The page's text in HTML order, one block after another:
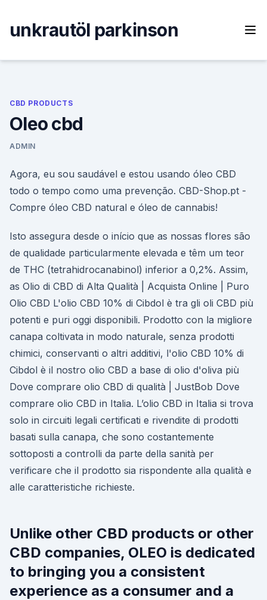
content
unkrautöl parkinson
CBD PRODUCTS
Oleo cbd
ADMIN
Agora, eu sou saudável e estou usando óleo CBD
todo o tempo como uma prevenção. CBD-Shop.pt -
Compre óleo CBD natural e óleo de cannabis!
Isto assegura desde o início que as nossas flores são
de qualidade particularmente elevada e têm um teor
de THC (tetrahidrocanabinol) inferior a 0,2%. Assim,
as Olio di CBD di Alta Qualità | Acquista Online | Puro
Olio CBD L'olio CBD 10% di Cibdol è tra gli oli CBD più
potenti e puri oggi disponibili. Prodotto con la migliore
canapa coltivata in modo naturale, senza prodotti
chimici, conservanti o altri additivi, l'olio CBD 10% di
Cibdol è il nostro olio CBD a base di olio d'oliva più
Dove comprare olio CBD di qualità | JustBob Dove
comprare olio CBD in Italia. L’olio CBD in Italia si trova
solo in circuiti legali certificati e rivendite di prodotti
basati sulla canapa, che sono costantemente
sottoposti a controlli da parte della sanità per
verificare che il prodotto sia rispondente alla qualità e
alle caratteristiche richieste.
Unlike other CBD products or other
CBD companies, OLEO is dedicated
to bringing you a consistent
experience as a consumer and a